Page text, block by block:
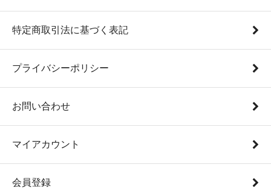
特定商取引法に基づく表記
プライバシーポリシー
お問い合わせ
マイアカウント
会員登録